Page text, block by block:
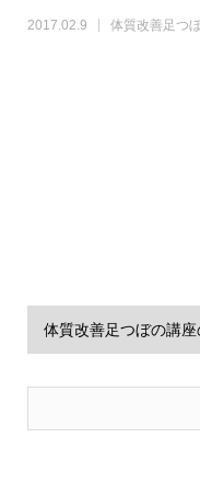
2017.02.9 体質改善足つ